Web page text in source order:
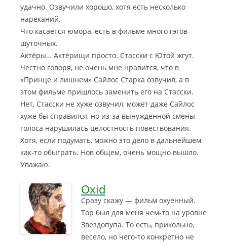
удачно. Озвучили хорошо, хотя есть несколько
нареканий.
Что касается юмора, есть в фильме много гэгов
шуточных.
Актёры… Актёрищи просто. Стасски с Ютой жгут.
Честно говоря, не очень мне нравится, что в
«Принце и лишнем» Сайлос Старка озвучил, а в
этом фильме пришлось заменить его на Стасски.
Нет, Стасски не хуже озвучил, может даже Сайлос
хуже бы справился, но из-за вынужденной смены
голоса нарушилась целостность повествования.
Хотя, если подумать, можно это дело в дальнейшем
как-то обыграть. Нов общем, очень мощно вышло.
Уважаю.
Oxid
Сразу скажу — фильм охуенный.
Тор был для меня чем-то на уровне
Звездопупа. То есть, прикольно,
весело, но чего-то конкретно не